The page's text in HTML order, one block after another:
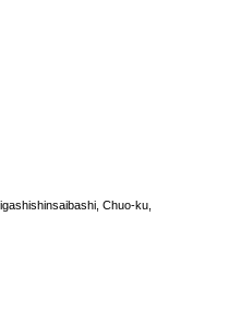
Chuo-ku,